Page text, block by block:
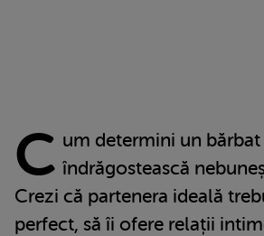
C um determini un bărbat
îndrăgostească
Crezi că partenera ideală
perfect, să îi ofere relații